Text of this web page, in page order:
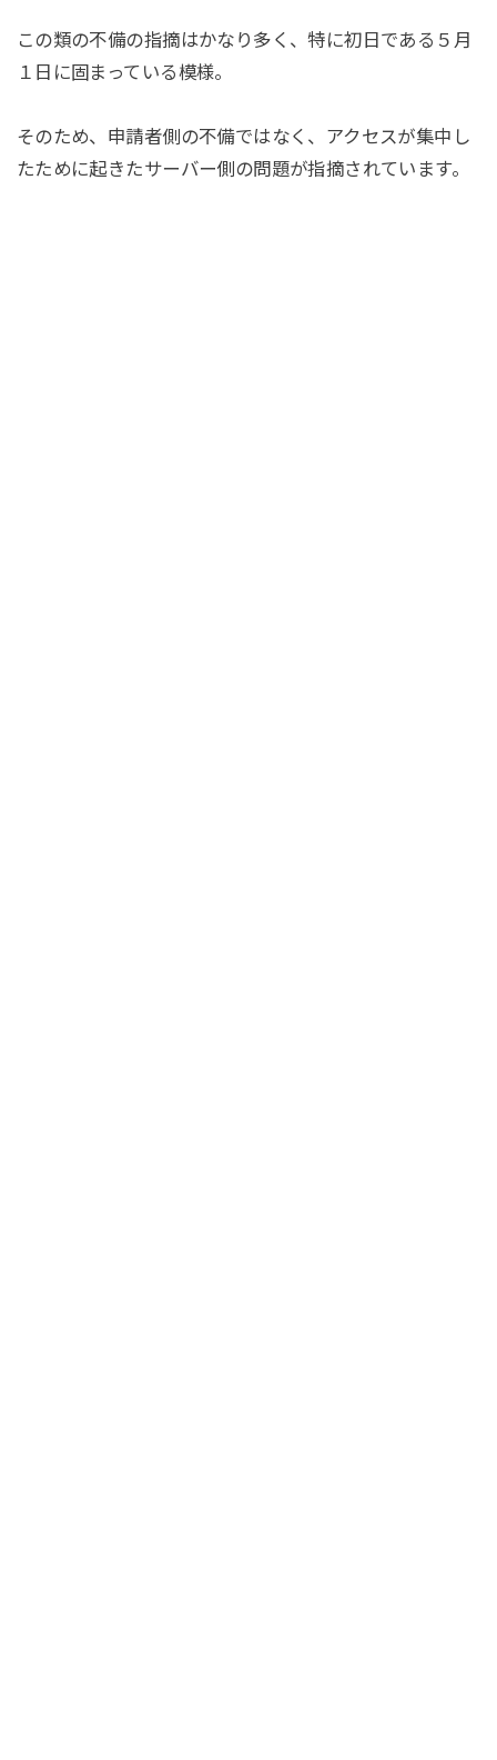
この類の不備の指摘はかなり多く、特に初日である５月
１日に固まっている模様。
そのため、申請者側の不備ではなく、アクセスが集中し
たために起きたサーバー側の問題が指摘されています。